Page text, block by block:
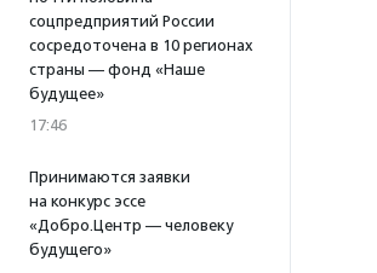
соцпредприятий России
сосредоточена в 10 регионах
страны — фонд «Наше
будущее»
17:46
Принимаются заявки
на конкурс эссе
«Добро.Центр — человеку
будущего»